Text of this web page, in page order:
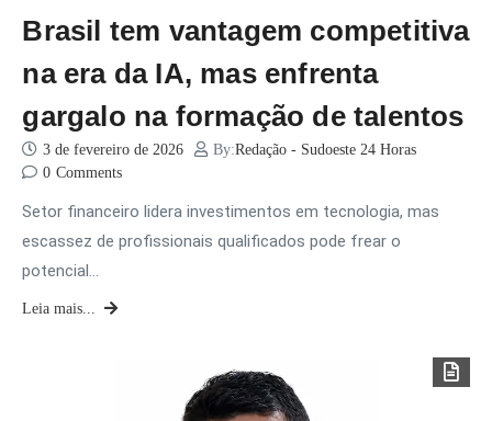
Brasil tem vantagem competitiva
na era da IA, mas enfrenta
gargalo na formação de talentos
3 de fevereiro de 2026 By:Redação - Sudoeste 24 Horas
0 Comments
Setor financeiro lidera investimentos em tecnologia, mas
escassez de profissionais qualificados pode frear o
potencial…
Leia mais...